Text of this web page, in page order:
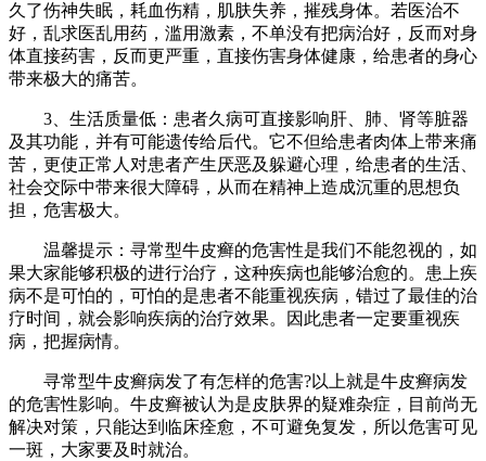
久了伤神失眠，耗血伤精，肌肤失养，摧残身体。若医治不
好，乱求医乱用药，滥用激素，不单没有把病治好，反而对身
体直接药害，反而更严重，直接伤害身体健康，给患者的身心
带来极大的痛苦。
3、生活质量低：患者久病可直接影响肝、肺、肾等脏器
及其功能，并有可能遗传给后代。它不但给患者肉体上带来痛
苦，更使正常人对患者产生厌恶及躲避心理，给患者的生活、
社会交际中带来很大障碍，从而在精神上造成沉重的思想负
担，危害极大。
温馨提示：寻常型牛皮癣的危害性是我们不能忽视的，如
果大家能够积极的进行治疗，这种疾病也能够治愈的。患上疾
病不是可怕的，可怕的是患者不能重视疾病，错过了最佳的治
疗时间，就会影响疾病的治疗效果。因此患者一定要重视疾
病，把握病情。
寻常型牛皮癣病发了有怎样的危害?以上就是牛皮癣病发
的危害性影响。牛皮癣被认为是皮肤界的疑难杂症，目前尚无
解决对策，只能达到临床痊愈，不可避免复发，所以危害可见
一斑，大家要及时就治。